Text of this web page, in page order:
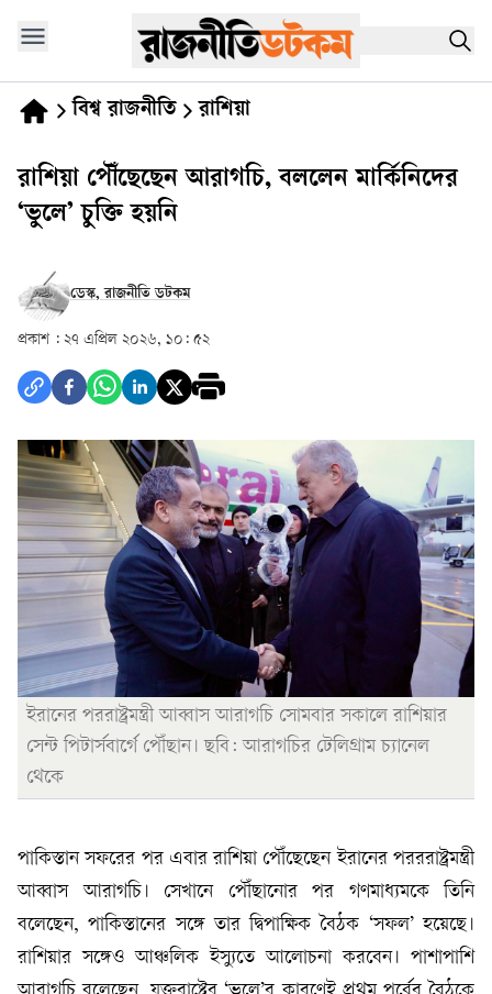
বিশ্ব রাজনীতি রাশিয়া
রাশিয়া পৌঁছেছেন আরাগচি, বললেন মার্কিনিদের
‘ভুলে’ চুক্তি হয়নি
ডেস্ক, রাজনীতি ডটকম
প্রকাশ : ২৭ এপ্রিল ২০২৬, ১০: ৫২
ইরানের পররাষ্ট্রমন্ত্রী আব্বাস আরাগচি সোমবার সকালে রাশিয়ার
সেন্ট পিটার্সবার্গে পৌঁছান। ছবি: আরাগচির টেলিগ্রাম চ্যানেল
থেকে
পাকিস্তান সফরের পর এবার রাশিয়া পৌঁছেছেন ইরানের পরররাষ্ট্রমন্ত্রী
আব্বাস আরাগচি। সেখানে পৌঁছানোর পর গণমাধ্যমকে তিনি
বলেছেন, পাকিস্তানের সঙ্গে তার দ্বিপাক্ষিক বৈঠক ‘সফল’ হয়েছে।
রাশিয়ার সঙ্গেও আঞ্চলিক ইস্যুতে আলোচনা করবেন। পাশাপাশি